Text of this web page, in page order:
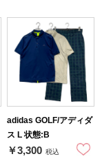
adidas GOLF/アディダ
ス L 状態:B
￥3,300 税込